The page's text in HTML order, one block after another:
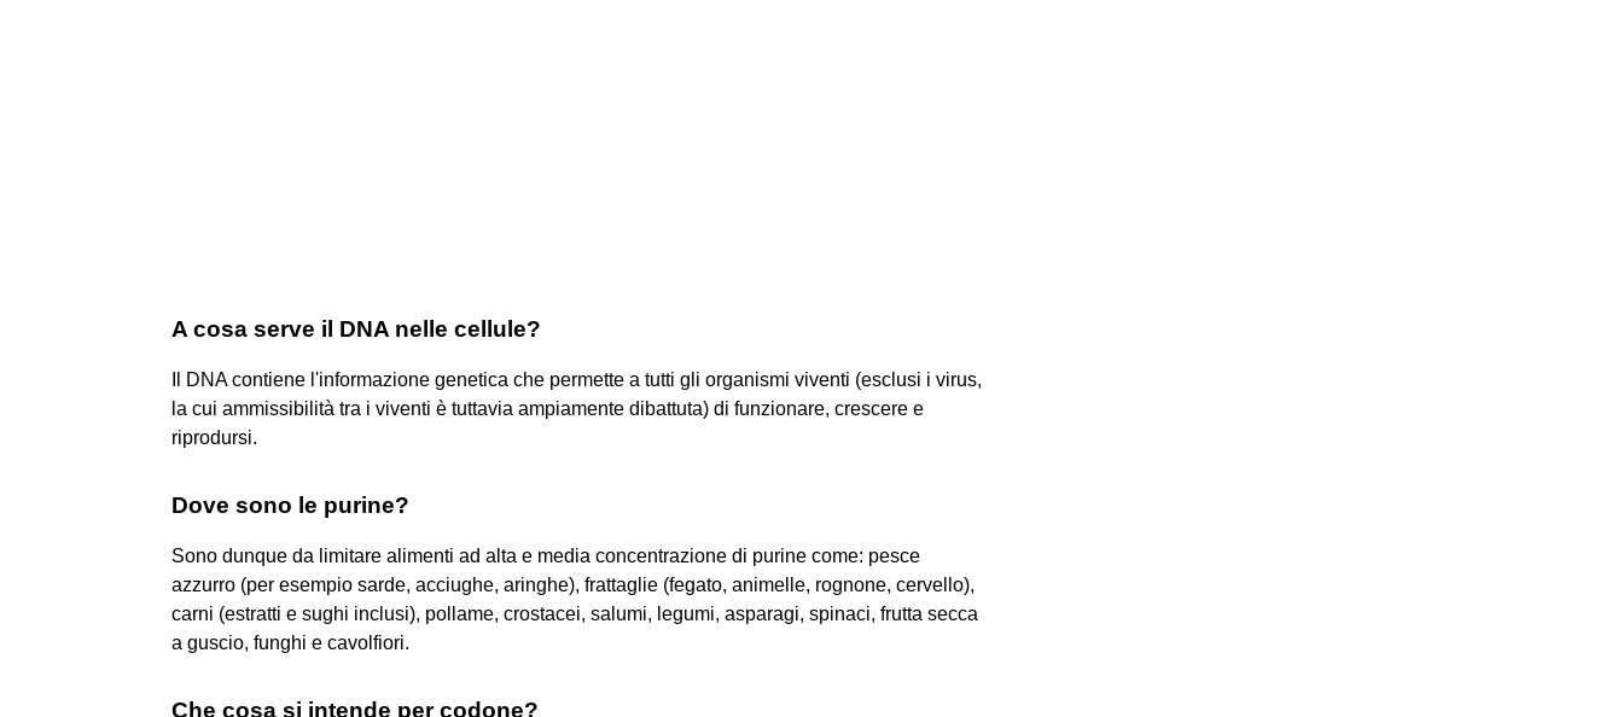
A cosa serve il DNA nelle cellule?
Il DNA contiene l'informazione genetica che permette a tutti gli organismi viventi (esclusi i virus,
la cui ammissibilità tra i viventi è tuttavia ampiamente dibattuta) di funzionare, crescere e
riprodursi.
Dove sono le purine?
Sono dunque da limitare alimenti ad alta e media concentrazione di purine come: pesce
azzurro (per esempio sarde, acciughe, aringhe), frattaglie (fegato, animelle, rognone, cervello),
carni (estratti e sughi inclusi), pollame, crostacei, salumi, legumi, asparagi, spinaci, frutta secca
a guscio, funghi e cavolfiori.
Che cosa si intende per codone?